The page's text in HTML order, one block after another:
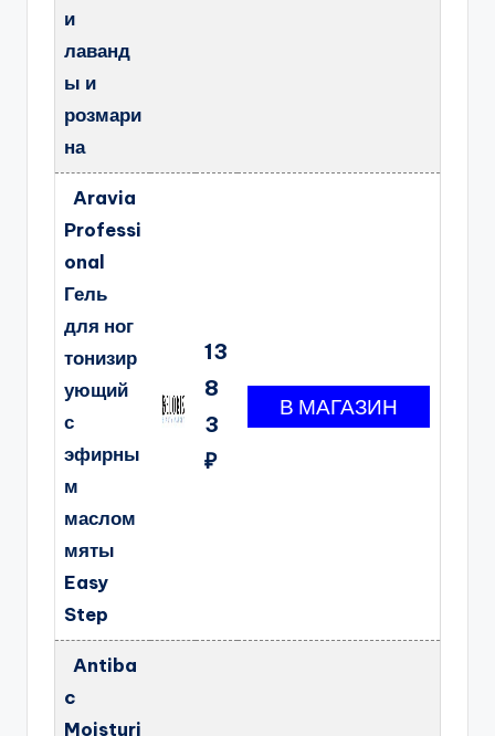
и
лаванд
ы и
розмари
на
Aravia
Professi
onal
Гель
для ног
тонизир
ующий
с
эфирны
м
маслом
мяты
Easy
Step
13
8
3
₽
Antiba
c
Moisturi